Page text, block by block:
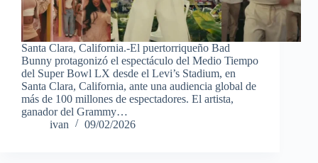
Santa Clara, California.-El puertorriqueño Bad
Bunny protagonizó el espectáculo del Medio Tiempo
del Super Bowl LX desde el Levi’s Stadium, en
Santa Clara, California, ante una audiencia global de
más de 100 millones de espectadores. El artista,
ganador del Grammy…
ivan
09/02/2026